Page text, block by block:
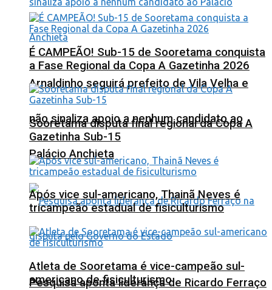
Arnaldinho seguirá prefeito de Vila Velha e
não sinaliza apoio a nenhum candidato ao
Palácio Anchieta
Pesquisa aponta liderança de Ricardo Ferraço
É CAMPEÃO! Sub-15 de Sooretama conquista
a Fase Regional da Copa A Gazetinha 2026
Sooretama disputa final regional da Copa A
Gazetinha Sub-15
Após vice sul-americano, Thainã Neves é
tricampeão estadual de fisiculturismo
Atleta de Sooretama é vice-campeão sul-
americano de fisiculturismo